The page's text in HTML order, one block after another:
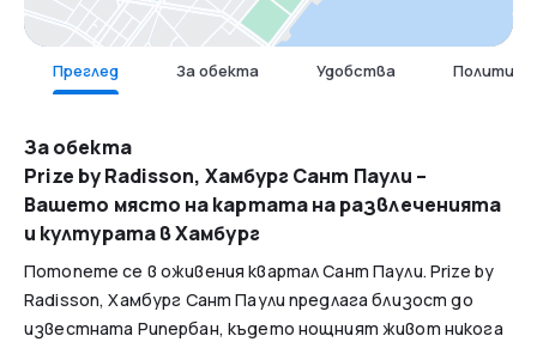
Преглед За обекта Удобства Политика
За обекта
Prize by Radisson, Хамбург Сант Паули –
Вашето място на картата на развлеченията
и културата в Хамбург
Потопете се в оживения квартал Сант Паули. Prize by
Radisson, Хамбург Сант Паули предлага близост до
известната Рипербан, където нощният живот никога